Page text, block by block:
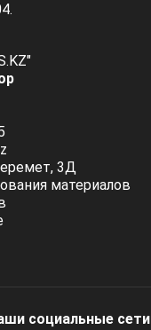
3Д
материалов
социальные cети